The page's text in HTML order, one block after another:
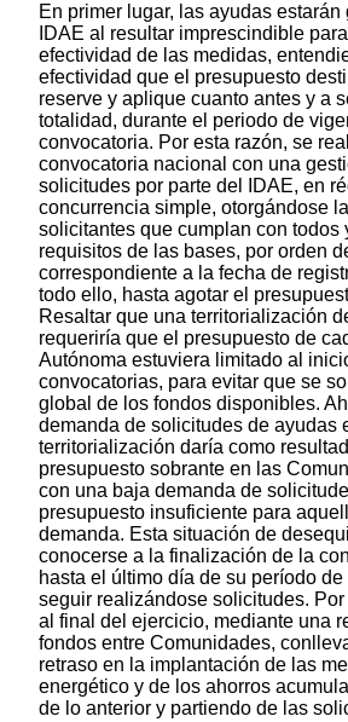
En primer lugar, las ayudas estarán
IDAE al resultar imprescindible
efectividad de las medidas,
efectividad que el presupuesto
reserve y aplique cuanto antes y a
totalidad, durante el periodo de
convocatoria. Por esta razón, se
convocatoria nacional con una
solicitudes por parte del IDAE, en
concurrencia simple, otorgándose
solicitantes que cumplan con todos
requisitos de las bases, por orden
correspondiente a la fecha de
todo ello, hasta agotar el
Resaltar que una territorialización
requeriría que el presupuesto de
Autónoma estuviera limitado al
convocatorias, para evitar que se
global de los fondos disponibles.
demanda de solicitudes de ayudas
territorialización daría como
presupuesto sobrante en las
con una baja demanda de
presupuesto insuficiente para
demanda. Esta situación de
conocerse a la finalización de la
hasta el último día de su período
seguir realizándose solicitudes.
al final del ejercicio, mediante una
fondos entre Comunidades,
retraso en la implantación de las
energético y de los ahorros
de lo anterior y partiendo de las